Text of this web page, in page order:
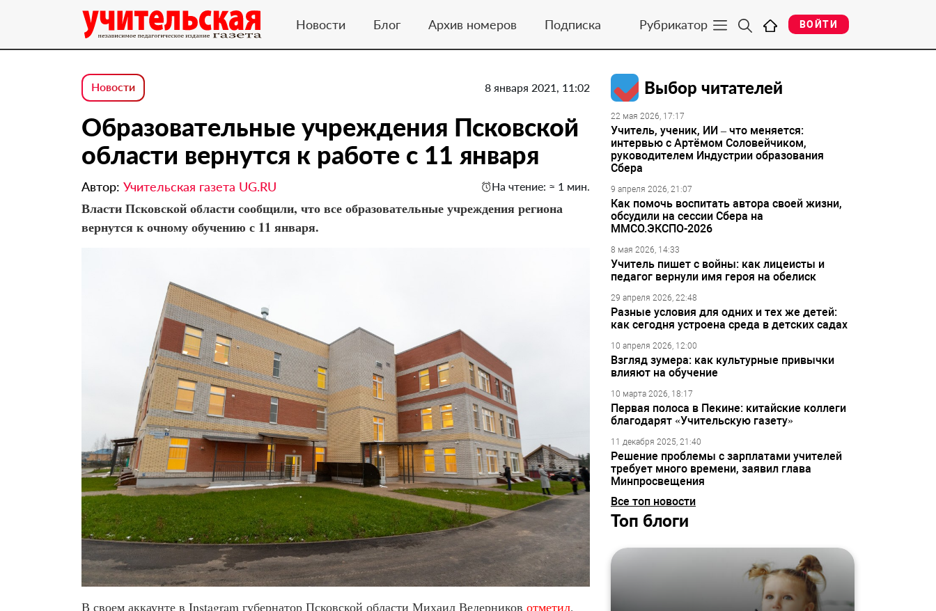
Новости Блог Архив номеров Подписка Рубрикатор ВОЙТИ
Новости 8 января 2021, 11:02
Образовательные учреждения Псковской
области вернутся к работе с 11 января
Автор: Учительская газета UG.RU На чтение: ≈ 1 мин.
Власти Псковской области сообщили, что все образовательные учреждения региона
вернутся к очному обучению с 11 января.
В своем аккаунте в Instagram губернатор Псковской области Михаил Ведерников отметил,
Выбор читателей
22 мая 2026, 17:17
Учитель, ученик, ИИ – что меняется:
интервью с Артёмом Соловейчиком,
руководителем Индустрии образования
Сбера
9 апреля 2026, 21:07
Как помочь воспитать автора своей жизни,
обсудили на сессии Сбера на
ММСО.ЭКСПО-2026
8 мая 2026, 14:33
Учитель пишет с войны: как лицеисты и
педагог вернули имя героя на обелиск
29 апреля 2026, 22:48
Разные условия для одних и тех же детей:
как сегодня устроена среда в детских садах
10 апреля 2026, 12:00
Взгляд зумера: как культурные привычки
влияют на обучение
10 марта 2026, 18:17
Первая полоса в Пекине: китайские коллеги
благодарят «Учительскую газету»
11 декабря 2025, 21:40
Решение проблемы с зарплатами учителей
требует много времени, заявил глава
Минпросвещения
Все топ новости
Топ блоги